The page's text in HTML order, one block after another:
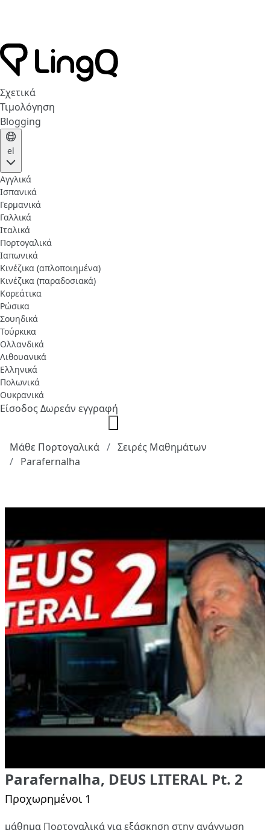
Σχετικά
Τιμολόγηση
Blogging
el
Αγγλικά
Ισπανικά
Γερμανικά
Γαλλικά
Ιταλικά
Πορτογαλικά
Ιαπωνικά
Κινέζικα (απλοποιημένα)
Κινέζικα (παραδοσιακά)
Κορεάτικα
Ρώσικα
Σουηδικά
Τούρκικα
Ολλανδικά
Λιθουανικά
Ελληνικά
Πολωνικά
Ουκρανικά
ΕίσοδοςΔωρεάν εγγραφή
Μάθε Πορτογαλικά
Σειρές Μαθημάτων
Parafernalha
Parafernalha, DEUS LITERAL Pt. 2
Προχωρημένοι 1
μάθημα Πορτογαλικά για εξάσκηση στην ανάγνωση